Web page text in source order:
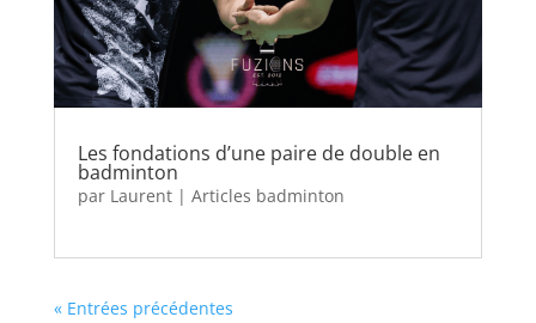
Les fondations d’une paire de double en
badminton
par Laurent| Articles badminton
« Entrées précédentes